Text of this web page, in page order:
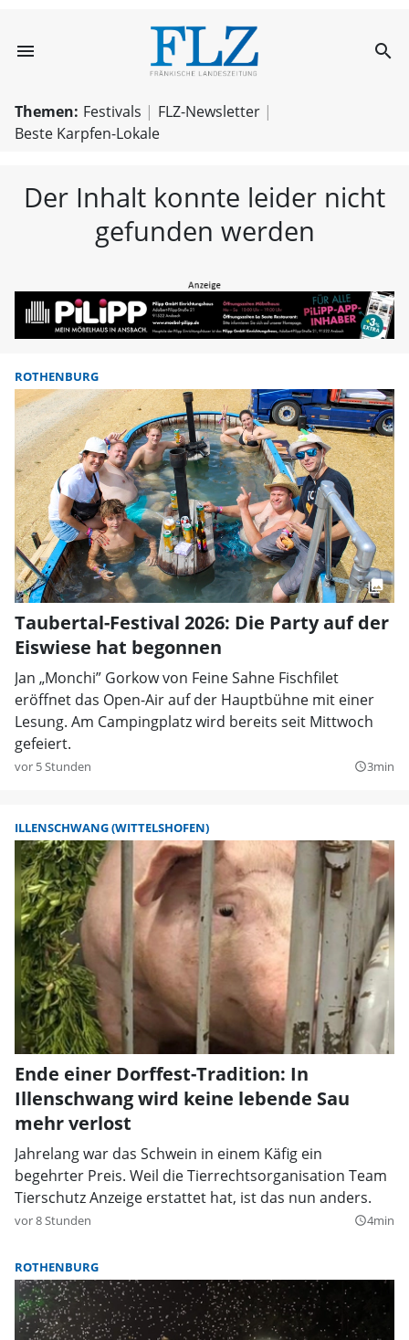
menu FLZ – search
Themen: Festivals
FLZ-Newsletter
Beste Karpfen-Lokale
Der Inhalt konnte leider nicht
gefunden werden
ROTHENBURG
Taubertal-Festival 2026: Die Party auf der
Eiswiese hat begonnen
Jan „Monchi” Gorkow von Feine Sahne Fischfilet
eröffnet das Open-Air auf der Hauptbühne mit einer
Lesung. Am Campingplatz wird bereits seit Mittwoch
gefeiert.
vor 5 Stunden query_builder3min
ILLENSCHWANG (WITTELSHOFEN)
Ende einer Dorffest-Tradition: In
Illenschwang wird keine lebende Sau
mehr verlost
Jahrelang war das Schwein in einem Käfig ein
begehrter Preis. Weil die Tierrechtsorganisation Team
Tierschutz Anzeige erstattet hat, ist das nun anders.
vor 8 Stunden query_builder4min
ROTHENBURG